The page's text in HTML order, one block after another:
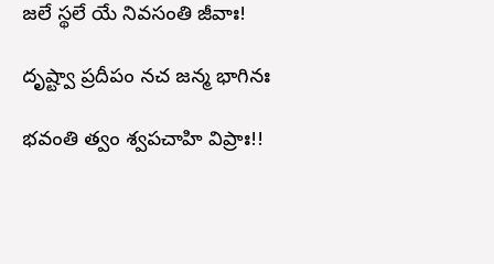
జలే స్థలే యే నివసంతి జీవాః!
దృష్ట్వా ప్రదీపం నచ జన్మ భాగినః
భవంతి త్వం శ్వపచాహి విప్రాః!!